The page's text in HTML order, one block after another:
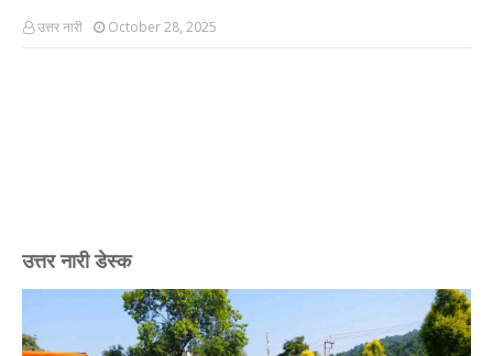
उत्तर नारी October 28, 2025
उत्तर नारी डेस्क